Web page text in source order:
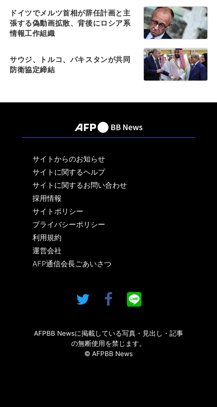
ドイツでメルツ首相が辞任計画と主
張する偽動画拡散、背後にロシア系
情報工作組織
サウジ、トルコ、パキスタンが共同
防衛協定締結
サイトからのお知らせ
サイトに関するヘルプ
サイトに関するお問い合わせ
採用情報
サイトポリシー
プライバシーポリシー
利用規約
運営会社
AFP通信会長ごあいさつ
AFPBB Newsに掲載している写真・見出し・記事
の無断使用を禁じます。
© AFPBB News